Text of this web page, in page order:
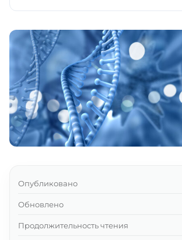
Пробиотики
Фекальные трансплантации
Вакцины
Ключевые выводы
Опубликовано
Обновлено
Продолжительность чтения